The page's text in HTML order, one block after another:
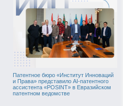
Патентное бюро «Институт Инноваций
и Права» представило AI-патентного
ассистента «POSINT» в Евразийском
патентном ведомстве